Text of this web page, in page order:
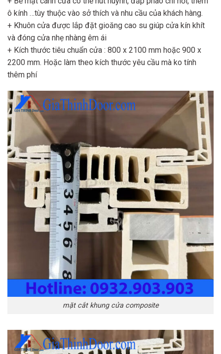
ô kính …tùy thuộc vào sở thích và nhu cầu của khách hàng.
+ Khuôn cửa được lắp đặt gioăng cao su giúp cửa kín khít
và đóng cửa nhẹ nhàng êm ái
+ Kích thước tiêu chuẩn cửa : 800 x 2100 mm hoặc 900 x
2200 mm. Hoặc làm theo kích thước yêu cầu mà ko tính
thêm phí
mặt cắt khung cửa composite